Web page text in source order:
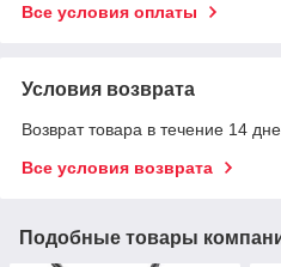
Все условия оплаты
Условия возврата
Возврат товара в течение 14
Все условия возврата
Подобные товары